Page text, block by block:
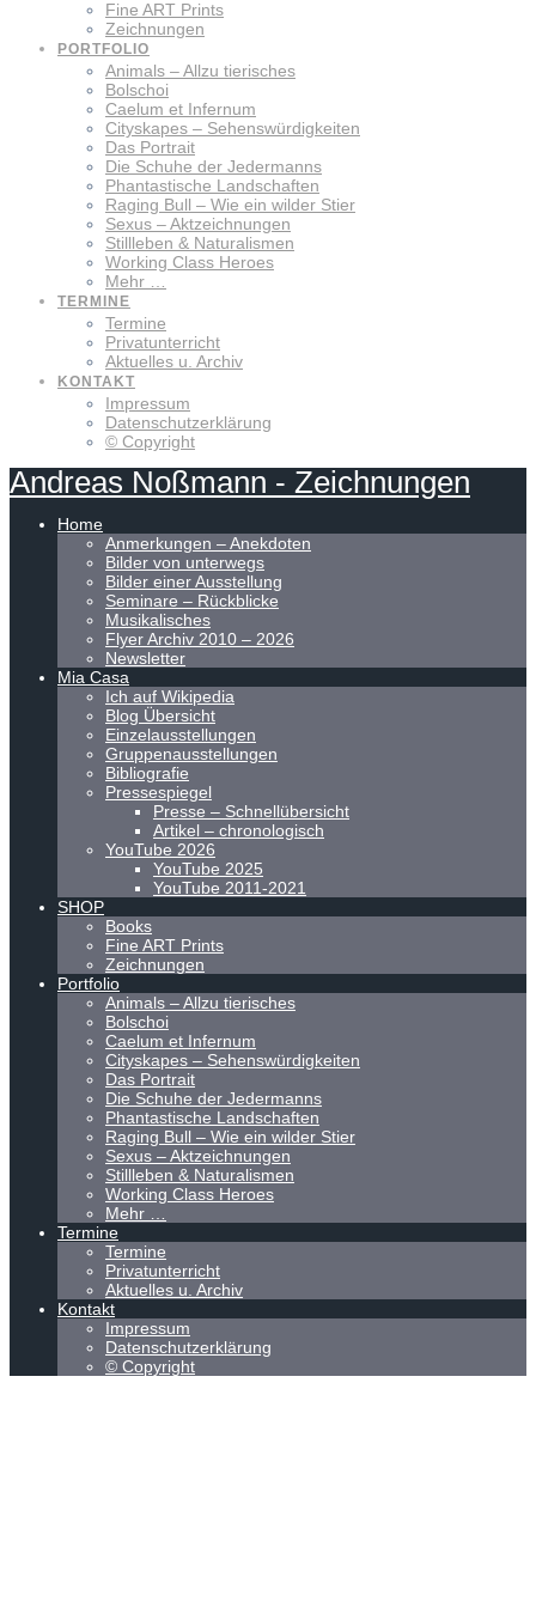
Fine ART Prints
Zeichnungen
PORTFOLIO
Animals – Allzu tierisches
Bolschoi
Caelum et Infernum
Cityskapes – Sehenswürdigkeiten
Das Portrait
Die Schuhe der Jedermanns
Phantastische Landschaften
Raging Bull – Wie ein wilder Stier
Sexus – Aktzeichnungen
Stillleben & Naturalismen
Working Class Heroes
Mehr …
TERMINE
Termine
Privatunterricht
Aktuelles u. Archiv
KONTAKT
Impressum
Datenschutzerklärung
© Copyright
Andreas Noßmann - Zeichnungen
Home
Anmerkungen – Anekdoten
Bilder von unterwegs
Bilder einer Ausstellung
Seminare – Rückblicke
Musikalisches
Flyer Archiv 2010 – 2026
Newsletter
Mia Casa
Ich auf Wikipedia
Blog Übersicht
Einzelausstellungen
Gruppenausstellungen
Bibliografie
Pressespiegel
Presse – Schnellübersicht
Artikel – chronologisch
YouTube 2026
YouTube 2025
YouTube 2011-2021
SHOP
Books
Fine ART Prints
Zeichnungen
Portfolio
Animals – Allzu tierisches
Bolschoi
Caelum et Infernum
Cityskapes – Sehenswürdigkeiten
Das Portrait
Die Schuhe der Jedermanns
Phantastische Landschaften
Raging Bull – Wie ein wilder Stier
Sexus – Aktzeichnungen
Stillleben & Naturalismen
Working Class Heroes
Mehr …
Termine
Termine
Privatunterricht
Aktuelles u. Archiv
Kontakt
Impressum
Datenschutzerklärung
© Copyright